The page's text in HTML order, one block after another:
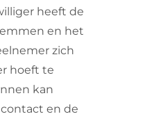
heeft de
en het
zich
hoeft te
kan
en de